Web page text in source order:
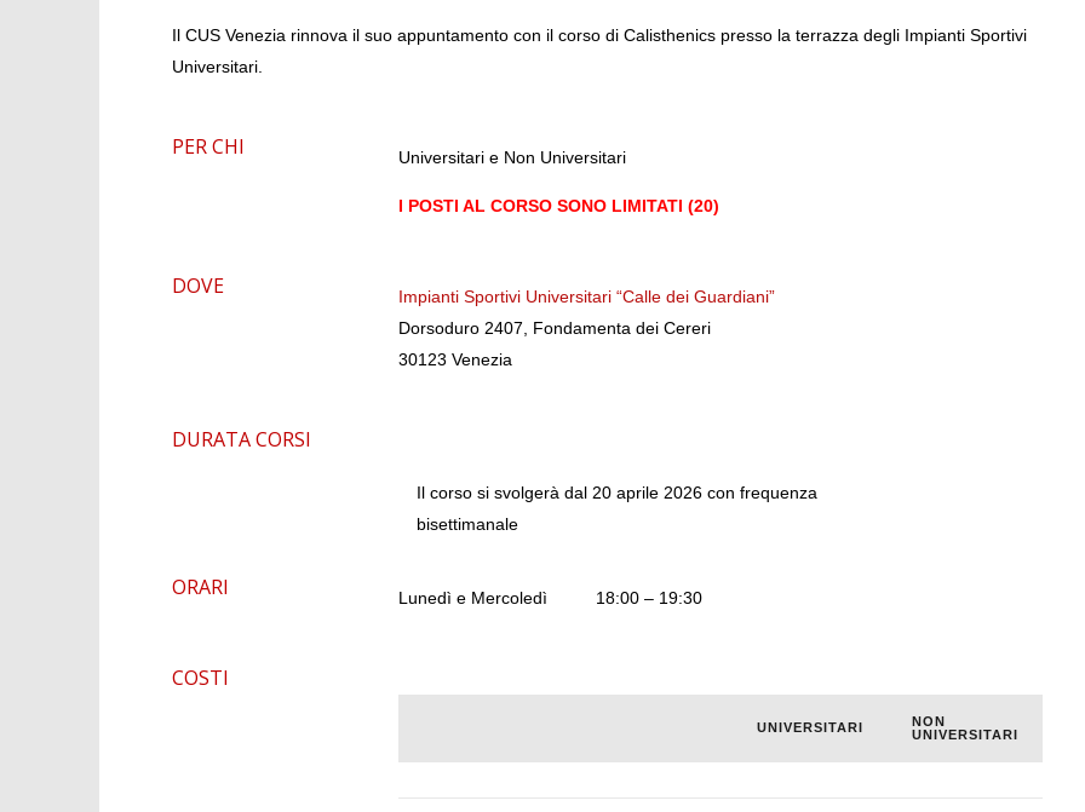
Il CUS Venezia rinnova il suo appuntamento con il corso di Calisthenics presso la terrazza degli Impianti Sportivi
Universitari.
PER CHI Universitari e Non Universitari
I POSTI AL CORSO SONO LIMITATI (20)
DOVE
Impianti Sportivi Universitari “Calle dei Guardiani”
Dorsoduro 2407, Fondamenta dei Cereri
30123 Venezia
DURATA CORSI
Il corso si svolgerà dal 20 aprile 2026 con frequenza
bisettimanale
ORARI Lunedì e Mercoledì 18:00 – 19:30
COSTI
UNIVERSITARI
NON
UNIVERSITARI